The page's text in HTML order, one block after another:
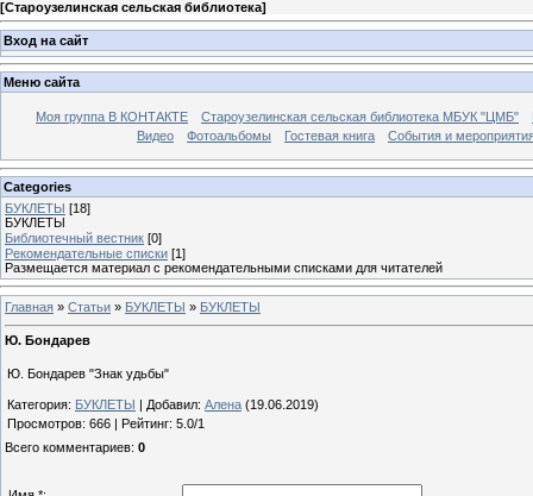
[Староузелинская сельская библиотека]
Вход на сайт
Меню сайта
Моя группа В КОНТАКТЕ Староузелинская сельская библиотека МБУК "ЦМБ"
Видео
Фотоальбомы Гостевая книга События и
Categories
БУКЛЕТЫ [18]
БУКЛЕТЫ
Библиотечный вестник [0]
Рекомендательные списки [1]
Размещается материал с рекомендательными списками для читателей
Главная » Статьи » БУКЛЕТЫ » БУКЛЕТЫ
Ю. Бондарев
Ю. Бондарев "Знак удьбы"
Категория: БУКЛЕТЫ Добавил: Алена (19.06.2019)
Просмотров: 666 Рейтинг: 5.0/1
Всего комментариев: 0